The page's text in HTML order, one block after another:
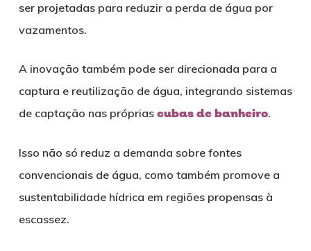
ser projetadas para reduzir a perda de água por
vazamentos.
A inovação também pode ser direcionada para a
captura e reutilização de água, integrando sistemas
de captação nas próprias cubas de banheiro.
Isso não só reduz a demanda sobre fontes
convencionais de água, como também promove a
sustentabilidade hídrica em regiões propensas à
escassez.